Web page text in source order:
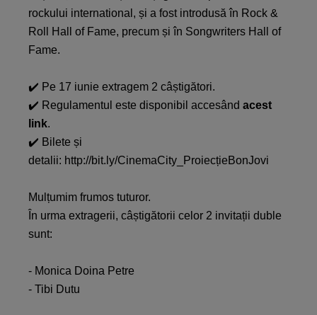
rockului international, și a fost introdusă în Rock &
Roll Hall of Fame, precum și în Songwriters Hall of
Fame.
✔️ Pe 17 iunie extragem 2 câștigători.
✔️ Regulamentul este disponibil accesând acest
link.
✔️ Bilete și
detalii: http://bit.ly/CinemaCity_ProiecțieBonJovi
Mulțumim frumos tuturor.
În urma extragerii, câștigătorii celor 2 invitații duble
sunt:
- Monica Doina Petre
- Tibi Dutu